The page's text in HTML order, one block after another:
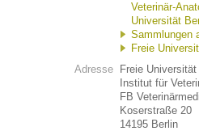
Veterinär-
Universität
Sammlungen
Freie
Adresse
Freie
Institut für
FB
Koserstraße 20
14195 Berlin